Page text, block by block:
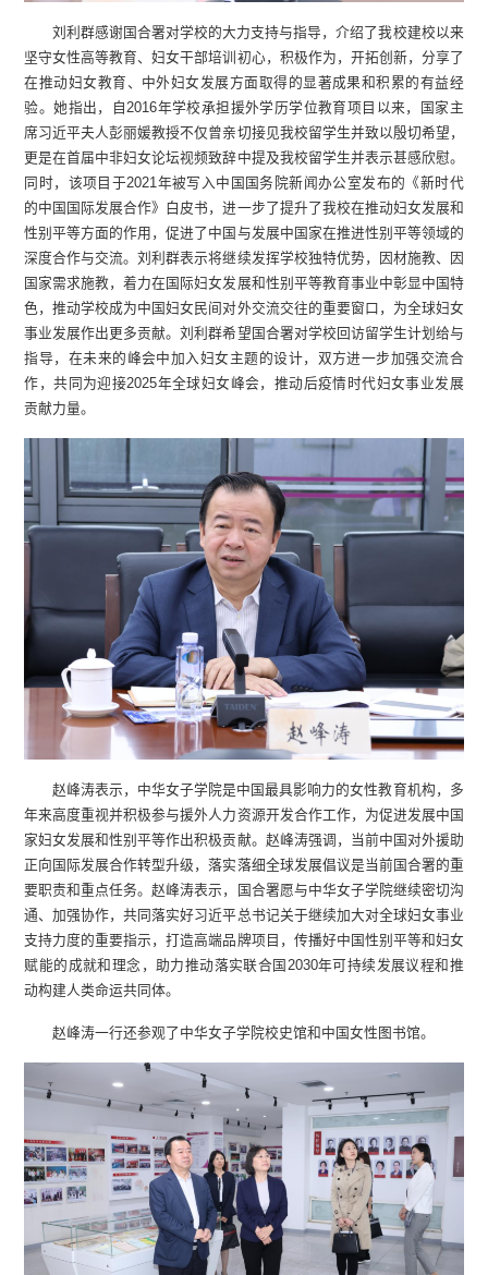
刘利群感谢国合署对学校的大力支持与指导，介绍了我校建校以来
坚守女性高等教育、妇女干部培训初心，积极作为，开拓创新，分享了
在推动妇女教育、中外妇女发展方面取得的显著成果和积累的有益经
验。她指出，自2016年学校承担援外学历学位教育项目以来，国家主
席习近平夫人彭丽媛教授不仅曾亲切接见我校留学生并致以殷切希望，
更是在首届中非妇女论坛视频致辞中提及我校留学生并表示甚感欣慰。
同时，该项目于2021年被写入中国国务院新闻办公室发布的《新时代
的中国国际发展合作》白皮书，进一步了提升了我校在推动妇女发展和
性别平等方面的作用，促进了中国与发展中国家在推进性别平等领域的
深度合作与交流。刘利群表示将继续发挥学校独特优势，因材施教、因
国家需求施教，着力在国际妇女发展和性别平等教育事业中彰显中国特
色，推动学校成为中国妇女民间对外交流交往的重要窗口，为全球妇女
事业发展作出更多贡献。刘利群希望国合署对学校回访留学生计划给与
指导，在未来的峰会中加入妇女主题的设计，双方进一步加强交流合
作，共同为迎接2025年全球妇女峰会，推动后疫情时代妇女事业发展
贡献力量。
赵峰涛表示，中华女子学院是中国最具影响力的女性教育机构，多
年来高度重视并积极参与援外人力资源开发合作工作，为促进发展中国
家妇女发展和性别平等作出积极贡献。赵峰涛强调，当前中国对外援助
正向国际发展合作转型升级，落实落细全球发展倡议是当前国合署的重
要职责和重点任务。赵峰涛表示，国合署愿与中华女子学院继续密切沟
通、加强协作，共同落实好习近平总书记关于继续加大对全球妇女事业
支持力度的重要指示，打造高端品牌项目，传播好中国性别平等和妇女
赋能的成就和理念，助力推动落实联合国2030年可持续发展议程和推
动构建人类命运共同体。
赵峰涛一行还参观了中华女子学院校史馆和中国女性图书馆。